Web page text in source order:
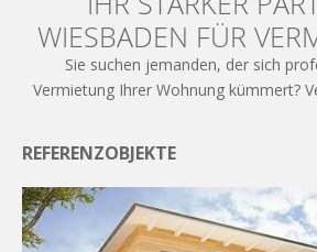
WIESBADEN FÜR
Sie suchen jemanden, der sich
Vermietung Ihrer Wohnung kümmert?
REFERENZOBJEKTE